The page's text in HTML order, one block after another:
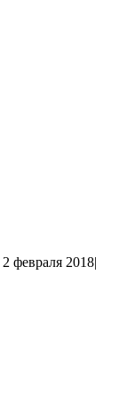
2 февраля 2018|